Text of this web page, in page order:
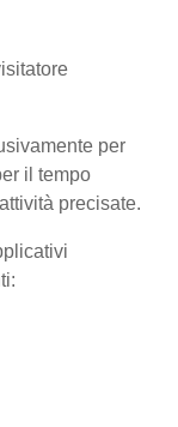
per
il tempo
precisate.